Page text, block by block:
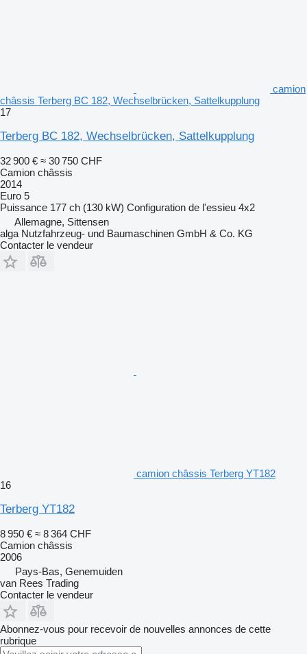
camion
châssis Terberg BC 182, Wechselbrücken, Sattelkupplung
17
Terberg BC 182, Wechselbrücken, Sattelkupplung
32 900 € ≈ 30 750 CHF
Camion châssis
2014
Euro 5
Puissance 177 ch (130 kW) Configuration de l'essieu 4x2
Allemagne, Sittensen
alga Nutzfahrzeug- und Baumaschinen GmbH & Co. KG
Contacter le vendeur
camion châssis Terberg YT182
16
Terberg YT182
8 950 € ≈ 8 364 CHF
Camion châssis
2006
Pays-Bas, Genemuiden
van Rees Trading
Contacter le vendeur
Abonnez-vous pour recevoir de nouvelles annonces de cette
rubrique